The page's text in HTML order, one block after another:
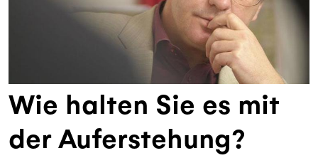
Wie halten Sie es mit
der Auferstehung?